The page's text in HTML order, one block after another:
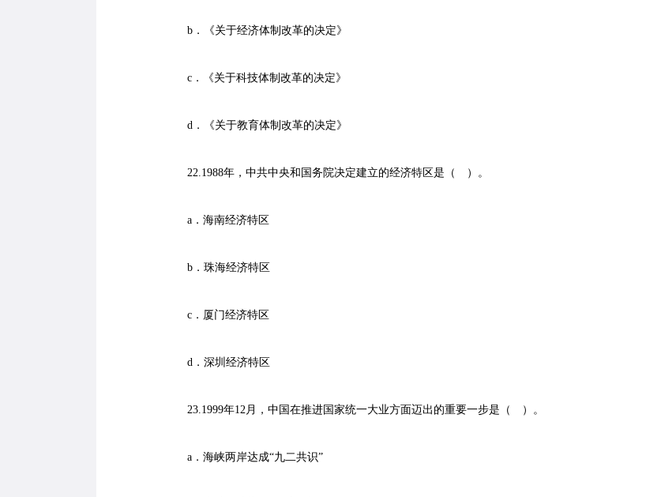
b．《关于经济体制改革的决定》
c．《关于科技体制改革的决定》
d．《关于教育体制改革的决定》
22.1988年，中共中央和国务院决定建立的经济特区是（ ）。
a．海南经济特区
b．珠海经济特区
c．厦门经济特区
d．深圳经济特区
23.1999年12月，中国在推进国家统一大业方面迈出的重要一步是（ ）。
a．海峡两岸达成“九二共识”